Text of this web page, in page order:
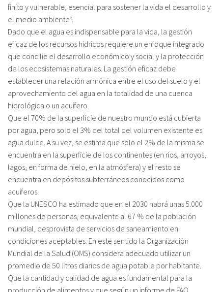
finito y vulnerable, esencial para sostener la vida el desarrollo y
el medio ambiente”.
Dado que el agua es indispensable para la vida, la gestión
eficaz de los recursos hídricos requiere un enfoque integrado
que concilie el desarrollo económico y social y la protección
de los ecosistemas naturales. La gestión eficaz debe
establecer una relación armónica entre el uso del suelo y el
aprovechamiento del agua en la totalidad de una cuenca
hidrológica o un acuífero.
Que el 70% de la superficie de nuestro mundo está cubierta
por agua, pero solo el 3% del total del volumen existente es
agua dulce. A su vez, se estima que solo el 2% de la misma se
encuentra en la superficie de los continentes (en ríos, arroyos,
lagos, en forma de hielo, en la atmósfera) y el resto se
encuentra en depósitos subterráneos conocidos como
acuíferos.
Que la UNESCO ha estimado que en el 2030 habrá unas 5.000
millones de personas, equivalente al 67 % de la población
mundial, desprovista de servicios de saneamiento en
condiciones aceptables. En este sentido la Organización
Mundial de la Salud (OMS) considera adecuado utilizar un
promedio de 50 litros diarios de agua potable por habitante.
Que la cantidad y calidad de agua es fundamental para la
producción de alimentos y que según un informe de FAO